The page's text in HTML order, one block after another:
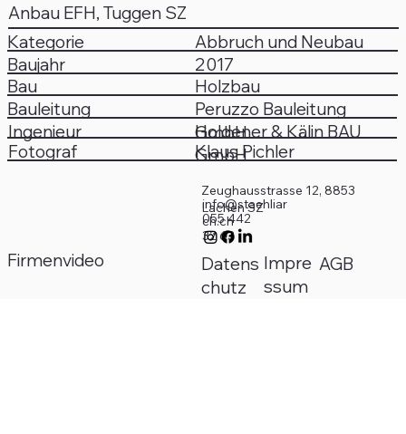
Anbau EFH, Tuggen SZ
Kategorie
Baujahr
Abbruch und Neubau
Bau
2017
Holzbau
Bauleitung
Ingenieur
Fotograf
Holdener & Kälin BAU
GmbH
Peruzzo Bauleitung
GmbH
Klaus Pichler
Zeughausstrasse 12, 8853
Lachen SZ
info@staehliar
ch.ch
055 442
32 63
Datens
chutz
Impre
ssum
AGB
Firmenvideo